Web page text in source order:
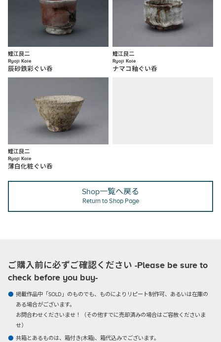
鯉江良二
Ryoji Koie
辰砂鉄彩ぐい呑
鯉江良二
Ryoji Koie
ナマコ釉ぐい呑
鯉江良二
Ryoji Koie
薄白化粧ぐい呑
Shop一覧へ戻る
Return to Shop Page
ご購入前に必ずご確認ください -Please be sure to
check before you buy-
掲載作品中「SOLD」のものでも、ものによりリピート制作可、あるいは在庫の
ある場合がございます。
お問合わせくださいませ！（その他すでに売却済みの場合はご容赦くださいま
せ）
共箱とあるものは、箱付き(木箱)、箱代込みでございます。